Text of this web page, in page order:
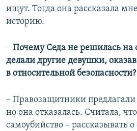
ищут. Тогда она рассказала
историю.
– Почему Седа не решилась на
делали другие девушки,
в относительной безопасности?
– Правозащитники
но она отказалась. Считала,
самоубийство – рассказывать